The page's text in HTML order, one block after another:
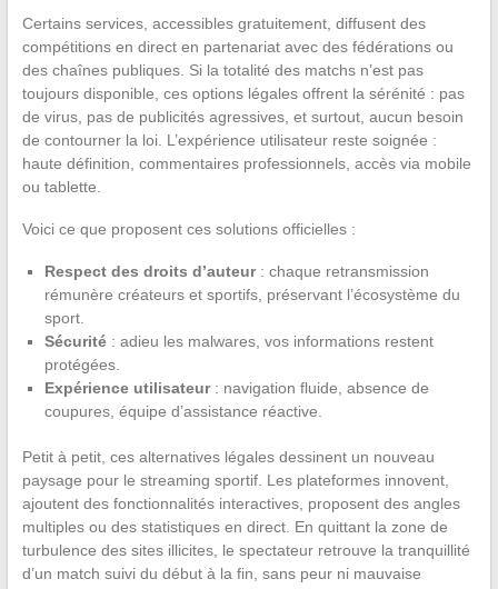
Certains services, accessibles gratuitement, diffusent des
compétitions en direct en partenariat avec des fédérations ou
des chaînes publiques. Si la totalité des matchs n’est pas
toujours disponible, ces options légales offrent la sérénité : pas
de virus, pas de publicités agressives, et surtout, aucun besoin
de contourner la loi. L’expérience utilisateur reste soignée :
haute définition, commentaires professionnels, accès via mobile
ou tablette.
Voici ce que proposent ces solutions officielles :
Respect des droits d’auteur: chaque retransmission
rémunère créateurs et sportifs, préservant l’écosystème du
sport.
Sécurité: adieu les malwares, vos informations restent
protégées.
Expérience utilisateur: navigation fluide, absence de
coupures, équipe d’assistance réactive.
Petit à petit, ces alternatives légales dessinent un nouveau
paysage pour le streaming sportif. Les plateformes innovent,
ajoutent des fonctionnalités interactives, proposent des angles
multiples ou des statistiques en direct. En quittant la zone de
turbulence des sites illicites, le spectateur retrouve la tranquillité
d’un match suivi du début à la fin, sans peur ni mauvaise